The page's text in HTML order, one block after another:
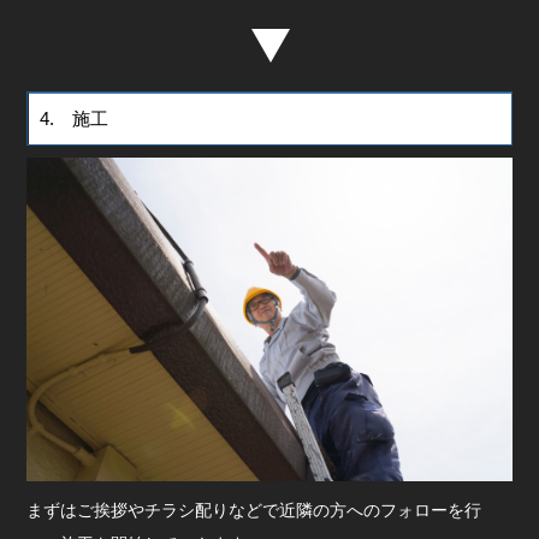
4. 施工
まずはご挨拶やチラシ配りなどで近隣の方へのフォローを行